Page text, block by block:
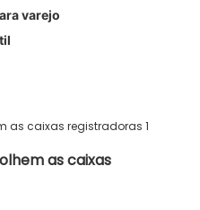
varejo
as caixas